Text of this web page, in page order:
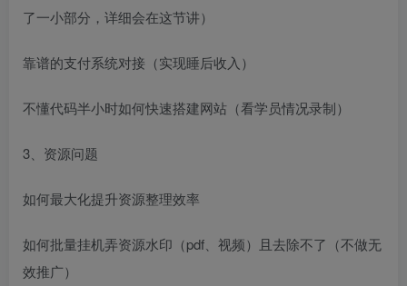
了一小部分，详细会在这节讲）
靠谱的支付系统对接（实现睡后收入）
不懂代码半小时如何快速搭建网站（看学员情况录制）
3、资源问题
如何最大化提升资源整理效率
如何批量挂机弄资源水印（pdf、视频）且去除不了（不做无
效推广）